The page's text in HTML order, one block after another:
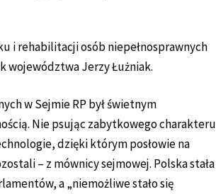
i rehabilitacji osób niepełnosprawnych
województwa Jerzy Łużniak.
w Sejmie RP był świetnym
Nie psując zabytkowego charakteru
dzięki którym posłowie na
– z mównicy sejmowej. Polska stała
a „niemożliwe stało się